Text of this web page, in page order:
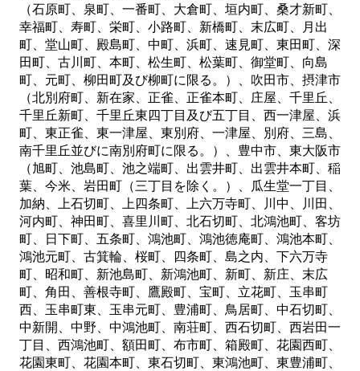
（石原町、泉町、一番町、大倉町、垣内町、桑才新町、
幸福町、寿町、栄町、小路町、新橋町、末広町、月出
町、堂山町、殿島町、中町、浜町、速見町、東田町、深
田町、古川町、本町、松生町、松葉町、御堂町、向島
町、元町、柳田町及び柳町に限る。）、吹田市、摂津市
（北別府町、新在家、正雀、正雀本町、庄屋、千里丘、
千里丘新町、千里丘東四丁目及び五丁目、西一津屋、浜
町、東正雀、東一津屋、東別府、一津屋、別府、三島、
南千里丘並びに南別府町に限る。）、豊中市、東大阪市
（旭町、池島町、池之端町、出雲井町、出雲井本町、稲
葉、今米、岩田町（三丁目を除く。）、瓜生堂一丁目、
加納、上石切町、上四条町、上六万寺町、川中、川田、
河内町、神田町、喜里川町、北石切町、北鴻池町、客坊
町、日下町、五条町、鴻池町、鴻池徳庵町、鴻池本町、
鴻池元町、古箕輪、桜町、四条町、島之内、下六万寺
町、昭和町、新池島町、新鴻池町、新町、新庄、末広
町、角田、善根寺町、鷹殿町、宝町、立花町、玉串町
西、玉串町東、玉串元町、豊浦町、鳥居町、中石切町、
中新開、中野、中鴻池町、南荘町、西石切町、西岩田一
丁目、西鴻池町、額田町、布市町、箱殿町、花園西町、
花園東町、花園本町、東石切町、東鴻池町、東豊浦町、